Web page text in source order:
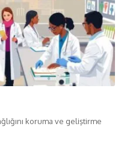
koruma ve geliştirme